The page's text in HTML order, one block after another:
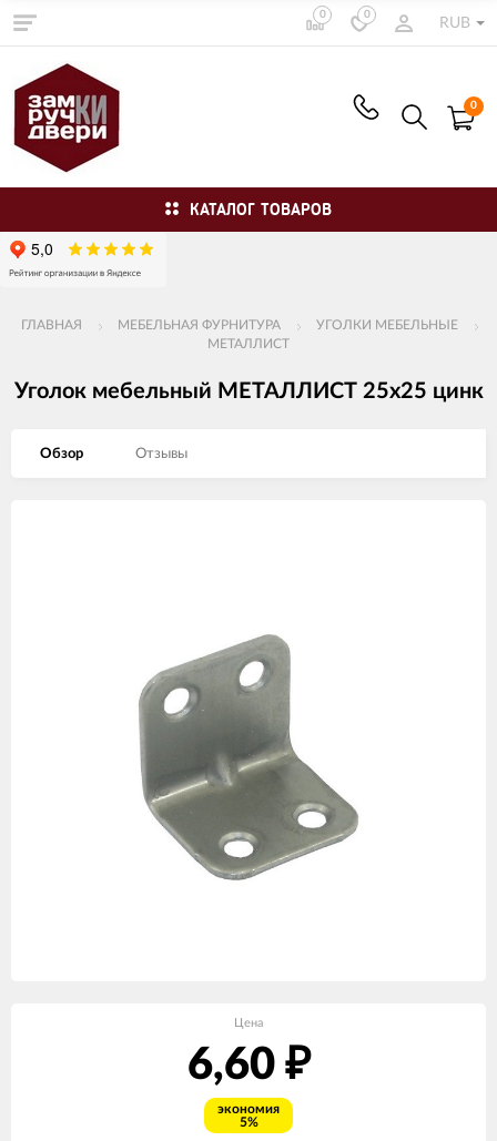
0 0
RUB
0
КАТАЛОГ ТОВАРОВ
ГЛАВНАЯ МЕБЕЛЬНАЯ ФУРНИТУРА
УГОЛКИ МЕБЕЛЬНЫЕ
МЕТАЛЛИСТ
Уголок мебельный МЕТАЛЛИСТ 25х25 цинк
Обзор Отзывы
Цена
6,60 ₽
экономия
5%